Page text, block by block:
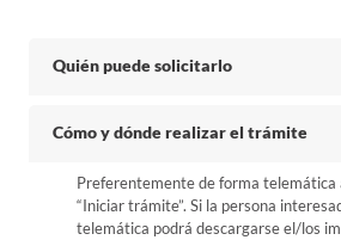
Quién puede solicitarlo
Cómo y dónde realizar el trámite
Preferentemente de forma telemática
“Iniciar trámite”. Si la persona
telemática podrá descargarse el/los